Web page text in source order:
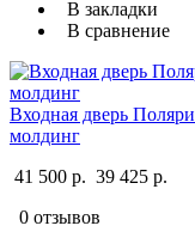
В закладки
В сравнение
Входная дверь
молдинг
41 500 р. 39 425 р.
0 отзывов